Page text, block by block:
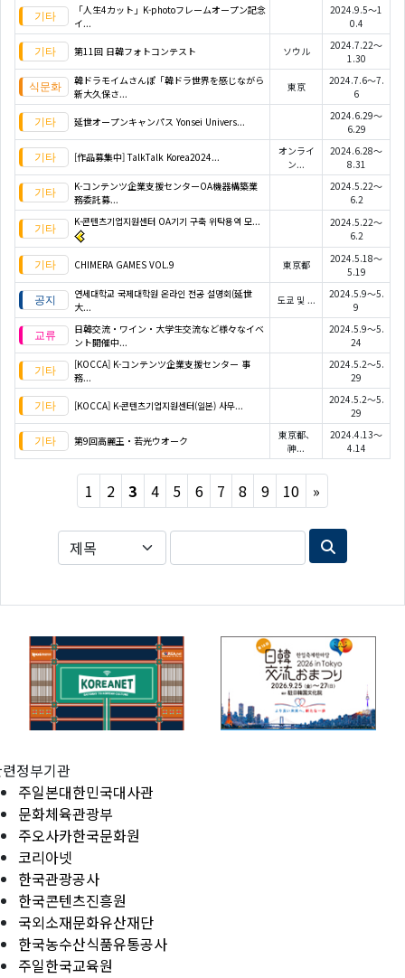
「人生4カット」K-photoフレームオープン記念
イ...
2024.9.5～1
0.4
第11回 日韓フォトコンテスト ソウル
2024.7.22～
1.30
韓ドラモイムさんぽ「韓ドラ世界を感じながら
新大久保さ...
東京
2024.7.6～7.
6
延世オープンキャンパス Yonsei Univers...
2024.6.29～
6.29
[作品募集中] TalkTalk Korea2024...
オンライ
ン...
2024.6.28～
8.31
K-コンテンツ企業支援センターOA機器構築業
務委託募...
2024.5.22～
6.2
K-콘텐츠기업지원센터 OA기기 구축 위탁용역 모...
2024.5.22～
6.2
CHIMERA GAMES VOL.9 東京都
2024.5.18～
5.19
연세대학교 국제대학원 온라인 전공 설명회(延世
大...
도쿄 및 ...
2024.5.9～5.
9
日韓交流・ワイン・大学生交流など様々なイベ
ント開催中...
2024.5.9～5.
24
[KOCCA] K-コンテンツ企業支援センター 事
務...
2024.5.2～5.
29
[KOCCA] K-콘텐츠기업지원센터(일본) 사무...
2024.5.2～5.
29
第9回高麗王・若光ウオーク
東京都、
神...
2024.4.13～
4.14
1 2 3 4 5 6 7 8 9 10 »
정부기관
주일본대한민국대사관
문화체육관광부
주오사카한국문화원
코리아넷
한국관광공사
한국콘텐츠진흥원
국외소재문화유산재단
한국농수산식품유통공사
주일한국교육원